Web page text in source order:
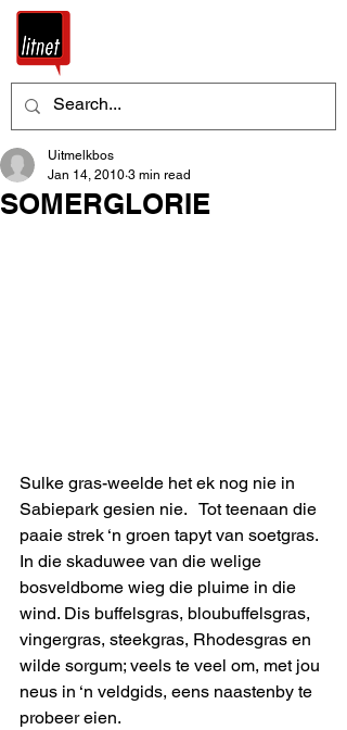
SOMERGLORIE
Uitmelkbos
Jan 14, 2010 3 min read
Sulke gras-weelde het ek nog nie in
Sabiepark gesien nie.   Tot teenaan die
paaie strek ‘n groen tapyt van soetgras.
In die skaduwee van die welige
bosveldbome wieg die pluime in die
wind. Dis buffelsgras, bloubuffelsgras,
vingergras, steekgras, Rhodesgras en
wilde sorgum; veels te veel om, met jou
neus in ‘n veldgids, eens naastenby te
probeer eien.